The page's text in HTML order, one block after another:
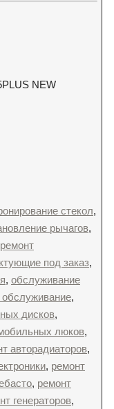
NEW
стекол,
рычагов,
под заказ,
, обслуживание
обслуживание,
дисков,
люков,
авторадиаторов,
, ремонт
, ремонт
генераторов,